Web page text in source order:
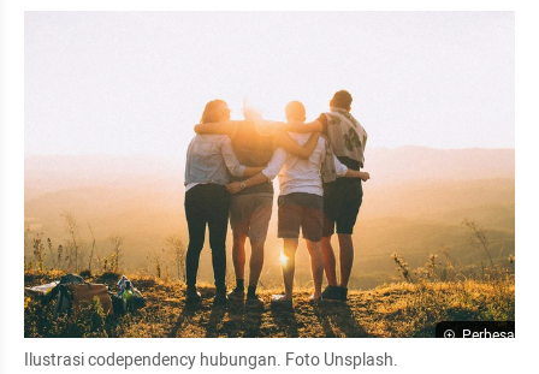
Perbesar
Ilustrasi codependency hubungan. Foto Unsplash.